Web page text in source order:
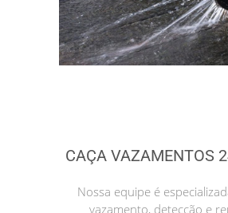
CAÇA VAZAMENTOS
Nossa equipe é
vazamento, detecção e